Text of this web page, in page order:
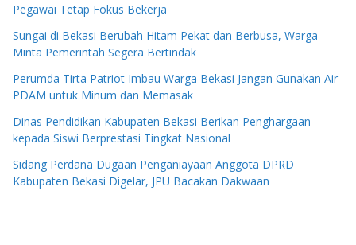
Pegawai Tetap Fokus Bekerja
Sungai di Bekasi Berubah Hitam Pekat dan Berbusa, Warga
Minta Pemerintah Segera Bertindak
Perumda Tirta Patriot Imbau Warga Bekasi Jangan Gunakan Air
PDAM untuk Minum dan Memasak
Dinas Pendidikan Kabupaten Bekasi Berikan Penghargaan
kepada Siswi Berprestasi Tingkat Nasional
Sidang Perdana Dugaan Penganiayaan Anggota DPRD
Kabupaten Bekasi Digelar, JPU Bacakan Dakwaan